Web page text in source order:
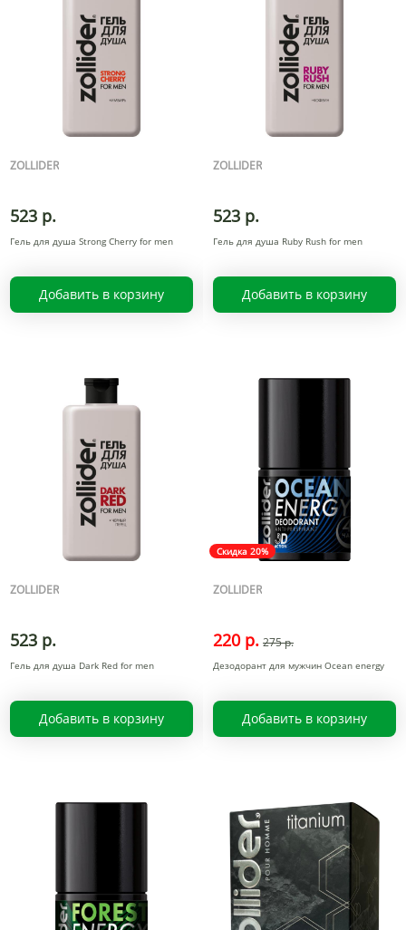
ZOLLIDER
523 р.
Гель для душа Strong Cherry for men
Добавить в корзину
ZOLLIDER
523 р.
Гель для душа Ruby Rush for men
Добавить в корзину
ZOLLIDER
523 р.
Гель для душа Dark Red for men
Добавить в корзину
Скидка 20%
ZOLLIDER
220 р. 275 р.
Дезодорант для мужчин Ocean energy
Добавить в корзину